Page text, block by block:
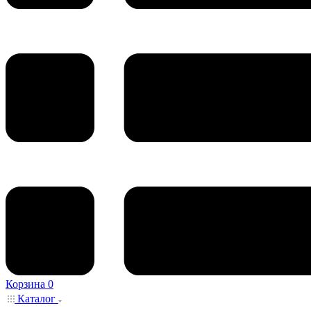
Корзина 0
Каталог